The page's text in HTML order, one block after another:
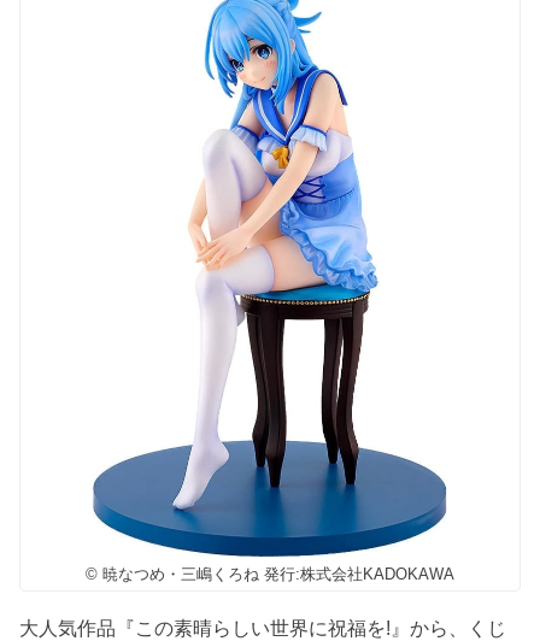
© 暁なつめ・三嶋くろね 発行:株式会社KADOKAWA
大人気作品『この素晴らしい世界に祝福を!』から、くじ